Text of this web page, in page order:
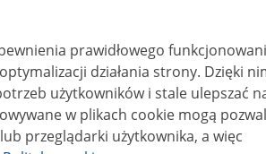
tekstowe publikowane w serwisie (z wyłączeniem
na licencji typu Creative Commons: uznanie
4.0 (CC BY-SA 4.0). Materiały audiowizualne,
na licencji typu Creative Commons:
zależnych 4.0 (CC BY-NC-ND 4.0), o ile nie
prawidłowego
działania strony. Dzięki nim
użytkowników i stale ulepszać
przeglądarki użytkownika, a więc